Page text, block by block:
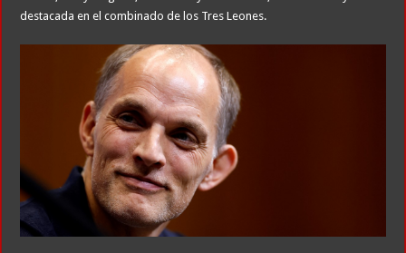
destacada en el combinado de los Tres Leones.